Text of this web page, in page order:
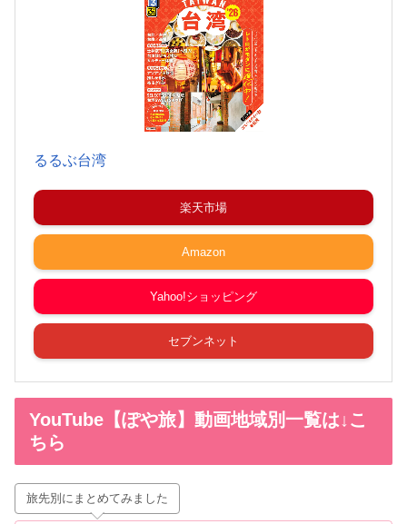
るるぶ台湾
楽天市場
Amazon
Yahoo!ショッピング
セブンネット
YouTube【ぽや旅】動画地域別一覧は↓こ
ちら
旅先別にまとめてみました